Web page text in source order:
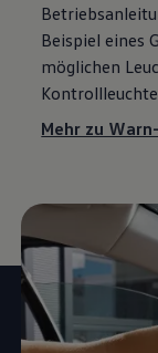
Beispiel eines
möglichen
Mehr zu